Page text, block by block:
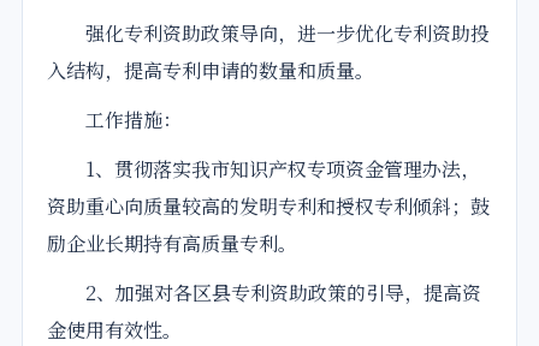
强化专利资助政策导向，进一步优化专利资助投
入结构，提高专利申请的数量和质量。
工作措施：
1、贯彻落实我市知识产权专项资金管理办法，
资助重心向质量较高的发明专利和授权专利倾斜；鼓
励企业长期持有高质量专利。
2、加强对各区县专利资助政策的引导，提高资
金使用有效性。